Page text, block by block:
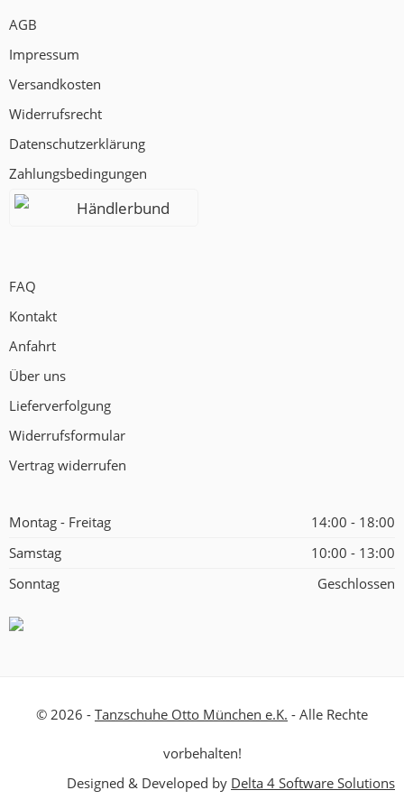
AGB
Impressum
Versandkosten
Widerrufsrecht
Datenschutzerklärung
Zahlungsbedingungen
Händlerbund
FAQ
Kontakt
Anfahrt
Über uns
Lieferverfolgung
Widerrufsformular
Vertrag widerrufen
Montag - Freitag
14:00 - 18:00
Samstag
10:00 - 13:00
Sonntag
Geschlossen
© 2026 - Tanzschuhe Otto München e.K. - Alle Rechte
vorbehalten!
Designed & Developed by Delta 4 Software Solutions